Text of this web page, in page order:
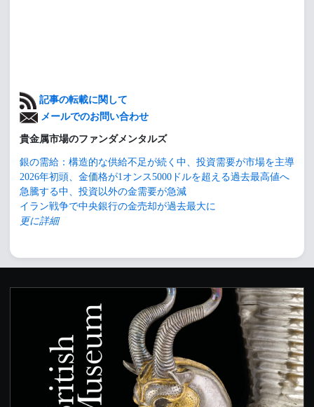
記事の転載に関して
メールでのお問い合わせ
貴金属市場のファンダメンタルズ
銀の需給：構造的な供給不足が続く中、投資需要が市場を主導
2026年初頭、金価格が1オンス5000ドルを超える過去最高値へ
急騰する中、投資以外の金需要が急減
イラン戦争で中央銀行の金売却が過去最大に
更に詳細